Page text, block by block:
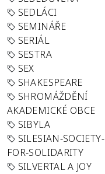
SEDLÁCI
SEMINÁŘE
SERIÁL
SESTRA
SEX
SHAKESPEARE
SHROMÁŽDĚNÍ
AKADEMICKÉ OBCE
SIBYLA
SILESIAN-SOCIETY-
FOR-SOLIDARITY
SILVERTAL A JOY